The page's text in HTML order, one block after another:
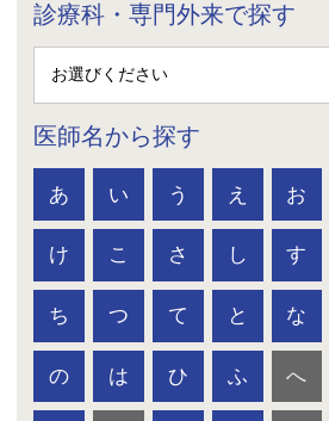
診療科・専門外来で探す
医師名から探す
あ い う え お
け こ さ し す
ち つ て と な
の は ひ ふ へ